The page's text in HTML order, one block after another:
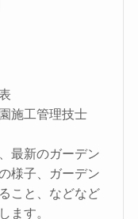
施工管理技士
最新のガーデン
様子、ガーデン
こと、などなど
ます。